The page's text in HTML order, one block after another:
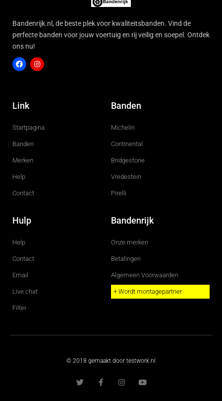
Bandenrijk.nl, de beste plek voor kwaliteitsbanden. Vind de
perfecte banden voor jouw voertuig en rij veilig en soepel. Ontdek
ons nu!
c
e
o
g
r
Link
Startpagina
Banden
Merken
Help
Contact
Banden
Michelin
Continental
Bridgestone
Vredestein
Pirelli
Hulp
Help
Contact
Email
Live chat
Filter
Bandenrijk
Onze merken
Betalingen
Algemeen Voorwaarden
+ Wordt montagepartner
© 2018 gemaakt door testwork.nl
w
i
a
c
n
s
o
u